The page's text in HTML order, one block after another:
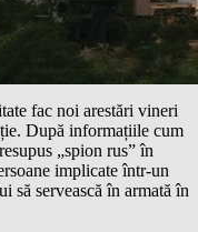
fac noi arestări vineri
După informațiile cum
„spion rus” în
implicate într-un
să servească în armată în